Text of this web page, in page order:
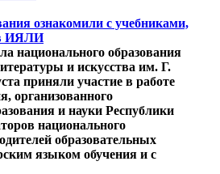
ознакомили с учебниками,
ИЯЛИ
национального образования
и искусства им. Г.
приняли участие в работе
организованного
и науки Республики
национального
образовательных
языком обучения и с